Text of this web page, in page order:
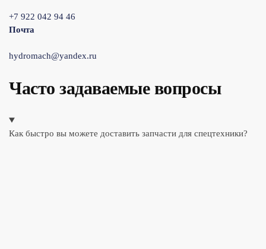
+7 922 042 94 46
Почта
hydromach@yandex.ru
Часто задаваемые вопросы
Как быстро вы можете доставить запчасти для спецтехники?